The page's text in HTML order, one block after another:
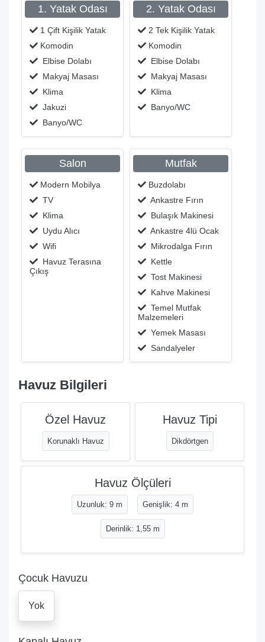
1. Yatak Odası
1 Çift Kişilik Yatak
Komodin
Elbise Dolabı
Makyaj Masası
Klima
Jakuzi
Banyo/WC
2. Yatak Odası
2 Tek Kişilik Yatak
Komodin
Elbise Dolabı
Makyaj Masası
Klima
Banyo/WC
Salon
Modern Mobilya
TV
Klima
Uydu Alıcı
Wifi
Havuz Terasına
Çıkış
Mutfak
Buzdolabı
Ankastre Fırın
Bulaşık Makinesi
Ankastre 4lü Ocak
Mikrodalga Fırın
Kettle
Tost Makinesi
Kahve Makinesi
Temel Mutfak
Malzemeleri
Yemek Masası
Sandalyeler
Havuz Bilgileri
Özel Havuz
Korunaklı Havuz
Havuz Tipi
Dikdörtgen
Havuz Ölçüleri
Uzunluk: 9 m Genişlik: 4 m
Derinlik: 1,55 m
Çocuk Havuzu
Yok